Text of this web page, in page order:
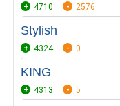
4710 2576
Stylish
4324 0
KING
4313 5